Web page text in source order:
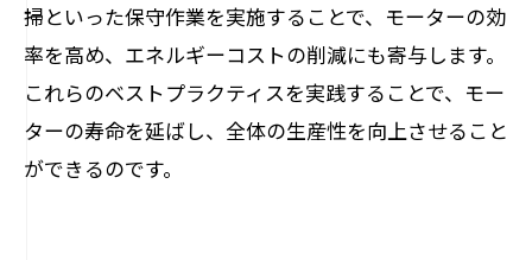
掃といった保守作業を実施することで、モーターの効
率を高め、エネルギーコストの削減にも寄与します。
これらのベストプラクティスを実践することで、モー
ターの寿命を延ばし、全体の生産性を向上させること
ができるのです。